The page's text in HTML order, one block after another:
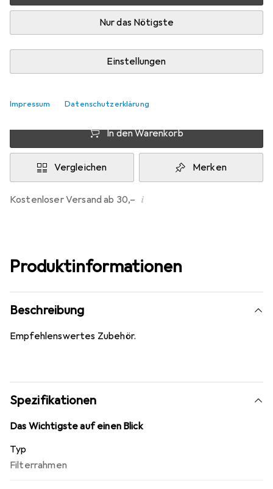
Nur das Nötigste
Einstellungen
Impressum Datenschutzerklärung
Zwischen Do, 20.8. und Mi, 26.8. geliefert
Mehr als 10 Stück an Lager beim Lieferanten
Benachrichtigen, wenn schneller verfügbar
Lieferort angeben für genaue Lieferzeit
In den Warenkorb
Vergleichen Merken
Kostenloser Versand ab 30,– i
Produktinformationen
Beschreibung
Empfehlenswertes Zubehör.
Spezifikationen
Das Wichtigste auf einen Blick
Typ
Filterrahmen